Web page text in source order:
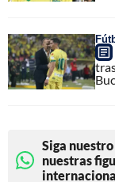
Siga
nuestras